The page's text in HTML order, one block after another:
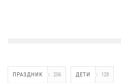
ПРАЗДНИК 206 ДЕТИ 128